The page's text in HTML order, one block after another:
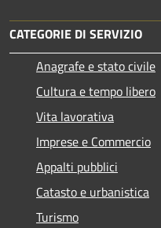
CATEGORIE DI SERVIZIO
Anagrafe e stato civile
Cultura e tempo libero
Vita lavorativa
Imprese e Commercio
Appalti pubblici
Catasto e urbanistica
Turismo